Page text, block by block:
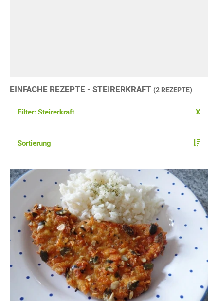
EINFACHE REZEPTE - STEIRERKRAFT (2 REZEPTE)
Filter: Steirerkraft X
Sortierung